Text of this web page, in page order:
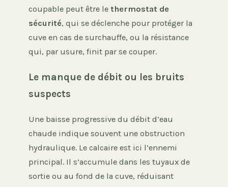
coupable peut être le thermostat de
sécurité, qui se déclenche pour protéger la
cuve en cas de surchauffe, ou la résistance
qui, par usure, finit par se couper.
Le manque de débit ou les bruits
suspects
Une baisse progressive du débit d’eau
chaude indique souvent une obstruction
hydraulique. Le calcaire est ici l’ennemi
principal. Il s’accumule dans les tuyaux de
sortie ou au fond de la cuve, réduisant